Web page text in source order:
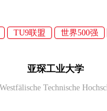
TU9联盟 世界500强
亚琛工业大学
Technische